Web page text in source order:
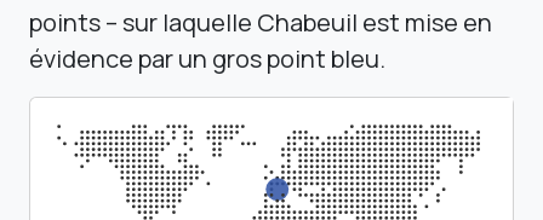
points – sur laquelle Chabeuil est mise en
évidence par un gros point bleu.